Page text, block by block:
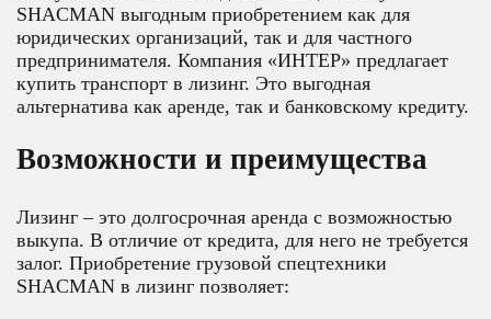
SHACMAN выгодным приобретением как для
юридических организаций, так и для частного
предпринимателя. Компания «ИНТЕР» предлагает
купить транспорт в лизинг. Это выгодная
альтернатива как аренде, так и банковскому кредиту.
Возможности и преимущества
Лизинг – это долгосрочная аренда с возможностью
выкупа. В отличие от кредита, для него не требуется
залог. Приобретение грузовой спецтехники
SHACMAN в лизинг позволяет: